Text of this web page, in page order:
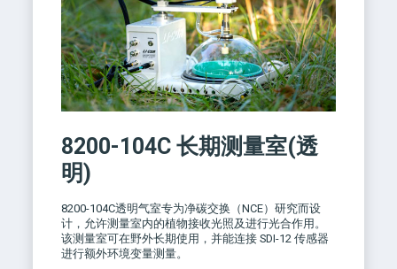
8200-104C 长期测量室(透
明)
8200-104C透明气室专为净碳交换（NCE）研究而设
计，允许测量室内的植物接收光照及进行光合作用。
该测量室可在野外长期使用，并能连接 SDI-12 传感器
进行额外环境变量测量。